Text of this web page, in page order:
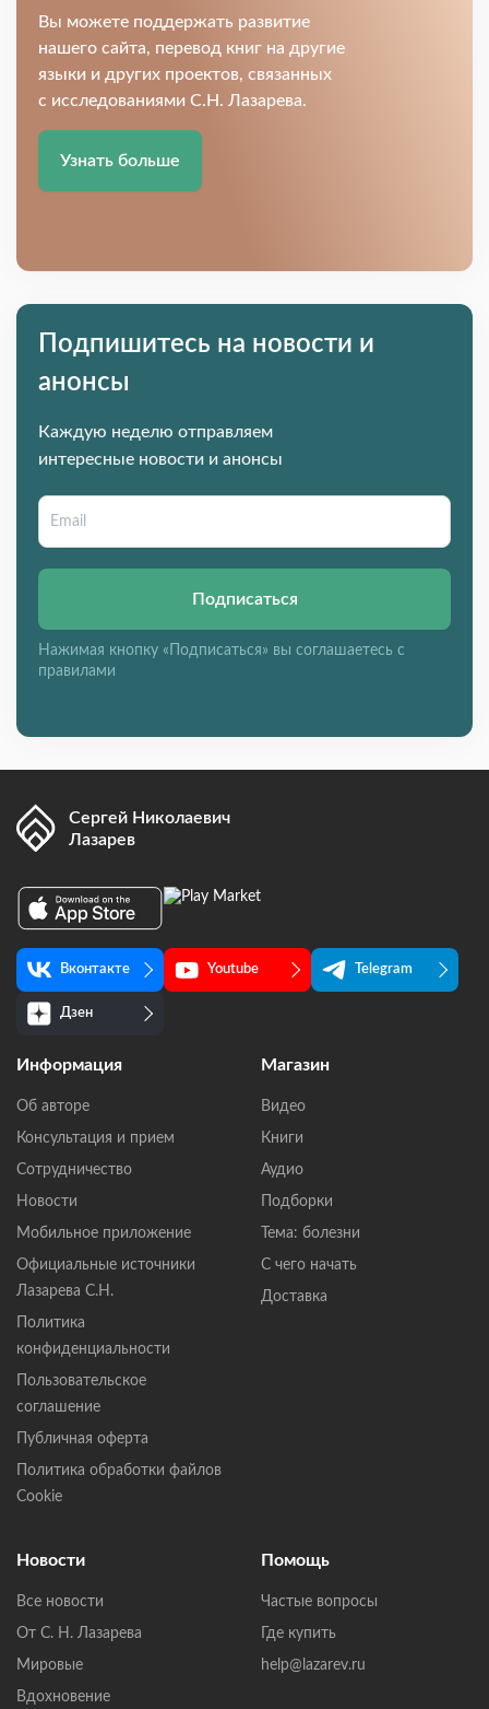
Вы можете поддержать развитие
нашего сайта, перевод книг на другие
языки и других проектов, связанных
с исследованиями С.Н. Лазарева.
Узнать больше
Подпишитесь на новости и
анонсы
Каждую неделю отправляем
интересные новости и анонсы
Подписаться
Нажимая кнопку «Подписаться» вы соглашаетесь с
правилами
Сергей Николаевич
Лазарев
Вконтакте Youtube Telegram
Дзен
Информация
Об авторе
Консультация и прием
Сотрудничество
Новости
Мобильное приложение
Официальные источники
Лазарева С.Н.
Политика
конфиденциальности
Пользовательское
соглашение
Публичная оферта
Политика обработки файлов
Cookie
Магазин
Видео
Книги
Аудио
Подборки
Тема: болезни
С чего начать
Доставка
Новости
Все новости
От С. Н. Лазарева
Мировые
Вдохновение
Помощь
Частые вопросы
Где купить
help@lazarev.ru